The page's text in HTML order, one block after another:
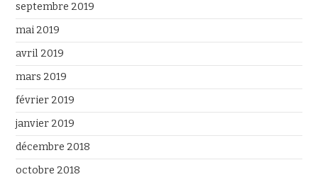
septembre 2019
mai 2019
avril 2019
mars 2019
février 2019
janvier 2019
décembre 2018
octobre 2018